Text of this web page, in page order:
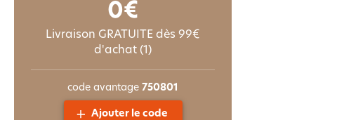
0€
Livraison GRATUITE dès 99€
d'achat (1)
code avantage 750801
Ajouter le code